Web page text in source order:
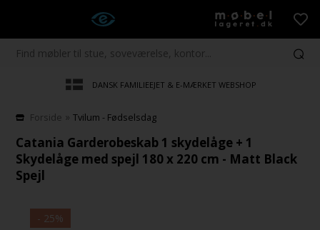
DANSK FAMILIEEJET & E-MÆRKET WEBSHOP
Forside »Tvilum - Fødselsdag
Catania Garderobeskab 1 skydelåge + 1
Skydelåge med spejl 180 x 220 cm - Matt Black
Spejl
- 25%